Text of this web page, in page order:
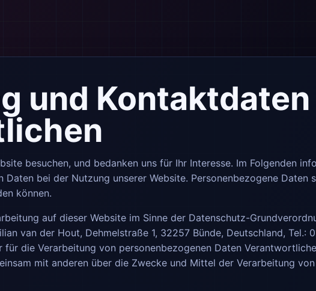
und
besuchen, und bedanken uns für Ihr Interesse. Im Folgenden
Daten bei der Nutzung unserer Website. Personenbezogene Daten
können.
auf dieser Website im Sinne der Datenschutz-
van der Hout, Dehmelstraße 1, 32257 Bünde, Deutschland, Tel.:
für die Verarbeitung von personenbezogenen Daten
mit anderen über die Zwecke und Mittel der Verarbeitung